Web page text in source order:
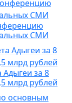
СМИ
за 8
млрд рублей